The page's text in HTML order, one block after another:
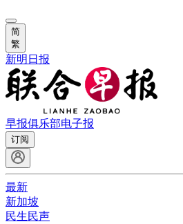
简
繁
新明日报
早报俱乐部电子报
订阅
最新
新加坡
民生民声